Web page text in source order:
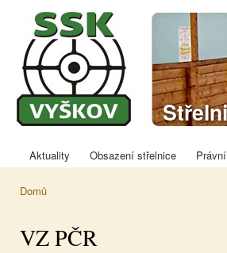
Hlavní menu
Aktuality Obsazení střelnice
Domů
VZ PČR